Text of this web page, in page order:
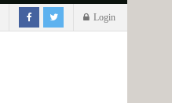
Login